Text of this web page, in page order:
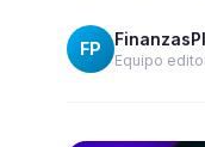
FP
Equipo